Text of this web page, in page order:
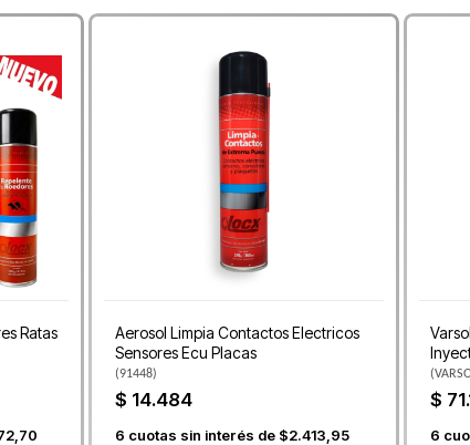
Ratas
Aerosol Limpia Contactos Electricos
Sensores Ecu Placas
(91448)
$ 14.484
6 cuotas sin interés de $2.413,95
(
$
6